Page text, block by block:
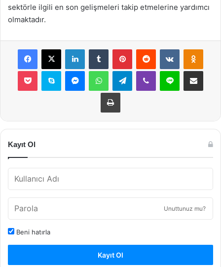
sektörle ilgili en son gelişmeleri takip etmelerine yardımcı
olmaktadır.
Facebook
X LinkedInTumblr PinterestReddit VKontakte
Pocket Skype MessengerWhatsAppTelegramViber Line E-Posta ile
Yazdır
Kayıt Ol
Unuttunuz mu?
Beni hatırla
Kayıt Ol